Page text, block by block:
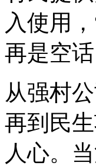
入使用
再是空
从强村
再到民
人心。